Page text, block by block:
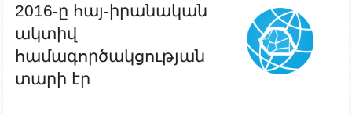
2016-ը հայ-իրանական
ակտիվ
համագործակցության
տարի էր